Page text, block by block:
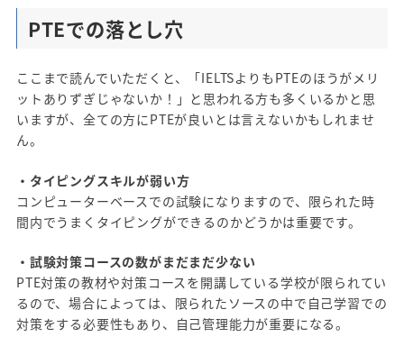
PTEでの落とし穴
ここまで読んでいただくと、「IELTSよりもPTEのほうがメリ
ットありずぎじゃないか！」と思われる方も多くいるかと思
いますが、全ての方にPTEが良いとは言えないかもしれませ
ん。
・タイピングスキルが弱い方
コンピューターベースでの試験になりますので、限られた時
間内でうまくタイピングができるのかどうかは重要です。
・試験対策コースの数がまだまだ少ない
PTE対策の教材や対策コースを開講している学校が限られてい
るので、場合によっては、限られたソースの中で自己学習での
対策をする必要性もあり、自己管理能力が重要になる。